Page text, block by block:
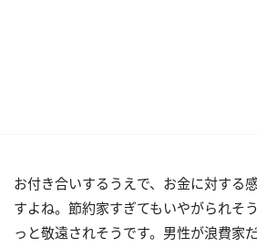
お付き合いするうえで、お金に対する
すよね。節約家すぎてもいやがられそ
っと敬遠されそうです。男性が浪費家